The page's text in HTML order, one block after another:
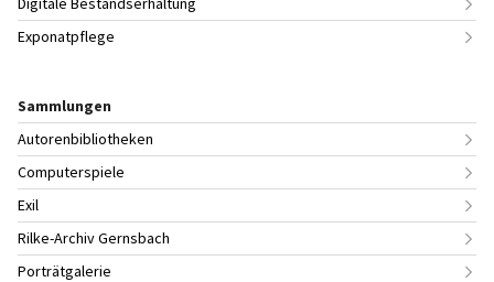
Exponatpflege
Sammlungen
Autorenbibliotheken
Computerspiele
Exil
Rilke-Archiv Gernsbach
Porträtgalerie